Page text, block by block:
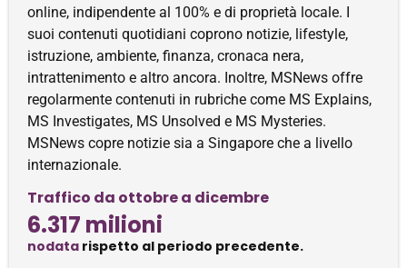
online, indipendente al 100% e di proprietà locale. I
suoi contenuti quotidiani coprono notizie, lifestyle,
istruzione, ambiente, finanza, cronaca nera,
intrattenimento e altro ancora. Inoltre, MSNews offre
regolarmente contenuti in rubriche come MS Explains,
MS Investigates, MS Unsolved e MS Mysteries.
MSNews copre notizie sia a Singapore che a livello
internazionale.
Traffico da ottobre a dicembre
6.317 milioni
nodata rispetto al periodo precedente.